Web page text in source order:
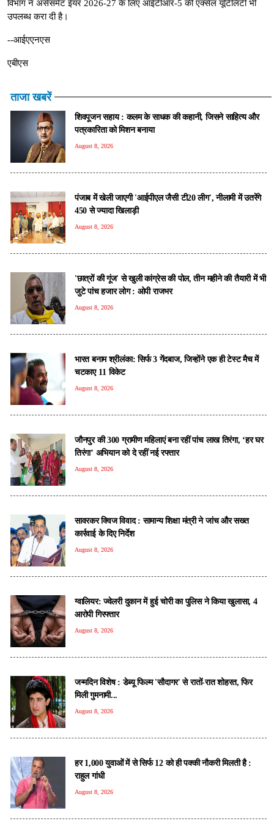
विभाग ने असेसमेंट ईयर 2026-27 के लिए आईटीआर-5 की एक्सेल यूटिलिटी भी
उपलब्ध करा दी है।
--आईएएनएस
एबीएस
ताजा खबरें
शिवपूजन सहाय : कलम के साधक की कहानी, जिसने साहित्य और
पत्रकारिता को मिशन बनाया
August 8, 2026
पंजाब में खेली जाएगी 'आईपीएल जैसी टी20 लीग', नीलामी में उतरेंगे
450 से ज्यादा खिलाड़ी
August 8, 2026
'छात्रों की गूंज' से खुली कांग्रेस की पोल, तीन महीने की तैयारी में भी
जुटे पांच हजार लोग : ओपी राजभर
August 8, 2026
भारत बनाम श्रीलंका: सिर्फ 3 गेंदबाज, जिन्होंने एक ही टेस्ट मैच में
चटकाए 11 विकेट
August 8, 2026
जौनपुर की 300 ग्रामीण महिलाएं बना रहीं पांच लाख तिरंगा, ‘हर घर
तिरंगा’ अभियान को दे रहीं नई रफ्तार
August 8, 2026
सावरकर क्विज विवाद : सामान्य शिक्षा मंत्री ने जांच और सख्त
कार्रवाई के दिए निर्देश
August 8, 2026
ग्वालियर: ज्वेलरी दुकान में हुई चोरी का पुलिस ने किया खुलासा, 4
आरोपी गिरफ्तार
August 8, 2026
जन्मदिन विशेष : डेब्यू फिल्म 'सौदागर' से रातों-रात शोहरत, फिर
मिली गुमनामी...
August 8, 2026
हर 1,000 युवाओं में से सिर्फ 12 को ही पक्की नौकरी मिलती है :
राहुल गांधी
August 8, 2026